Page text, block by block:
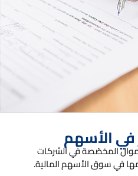
في الأسهم
المخصّصة في الشركات
في سوق الأسهم المالية.